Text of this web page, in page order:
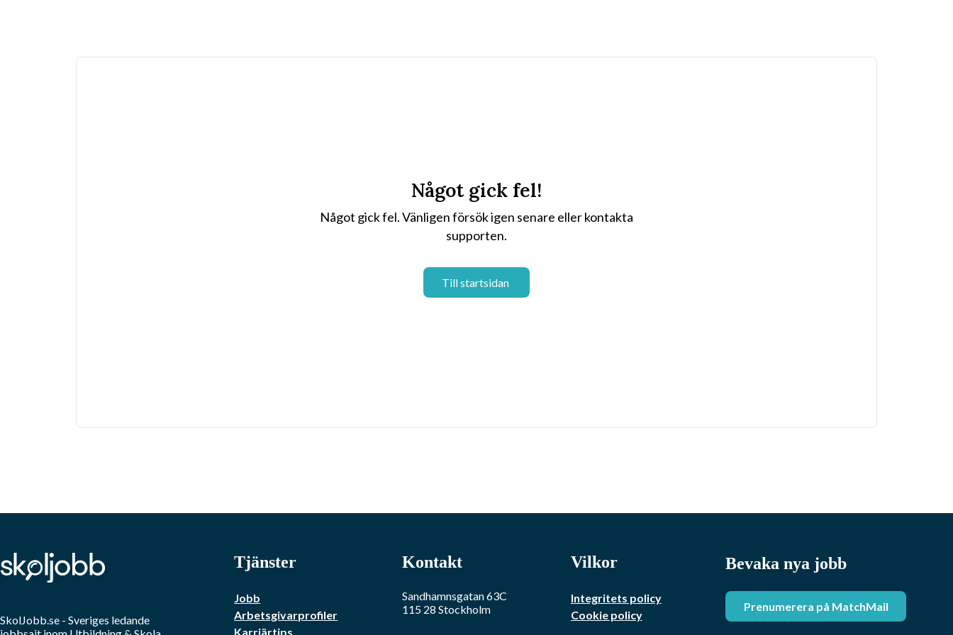
Något gick fel!
Något gick fel. Vänligen försök igen senare eller kontakta
supporten.
Till startsidan
SkolJobb.se - Sveriges ledande
Tjänster
Jobb
Arbetsgivarprofiler
Karriärtips
Kontakt
Sandhamnsgatan 63C
115 28 Stockholm
Vilkor
Integritets policy
Cookie policy
Bevaka nya jobb
Prenumerera på MatchMail